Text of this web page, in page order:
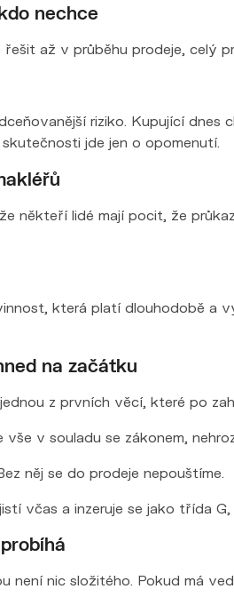
nechce
řešit až v průběhu prodeje, celý
riziko. Kupující
jde jen o opomenutí.
někteří lidé mají pocit, že
která platí dlouhodobě a
na začátku
z prvních věcí, které po
vše v souladu se zákonem,
něj se do prodeje nepouštíme.
včas a inzeruje se jako třída
není nic složitého. Pokud má